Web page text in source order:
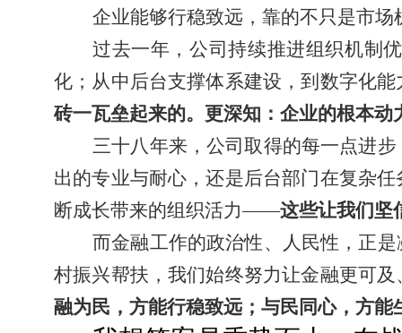
企业能够行稳致远，靠的不只是市
过去一年，公司持续推进组织机制
化；从中后台支撑体系建设，到数字化
砖一瓦垒起来的。更深知：企业的根本动
三十八年来，公司取得的每一点进
出的专业与耐心，还是后台部门在复杂
断成长带来的组织活力——这些让我们坚
而金融工作的政治性、人民性，正
村振兴帮扶，我们始终努力让金融更可
融为民，方能行稳致远；与民同心，方能